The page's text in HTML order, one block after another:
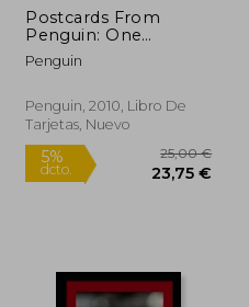
Postcards From
Penguin: One
Hundred Book
Covers in one box
Penguin
Penguin, 2010, Libro De
Tarjetas, Nuevo